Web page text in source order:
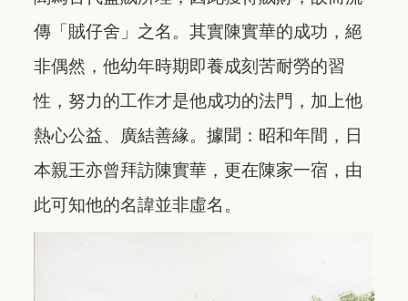
傳「賊仔舍」之名。其實陳實華的成功，絕
非偶然，他幼年時期即養成刻苦耐勞的習
性，努力的工作才是他成功的法門，加上他
熱心公益、廣結善緣。據聞：昭和年間，日
本親王亦曾拜訪陳實華，更在陳家一宿，由
此可知他的名諱並非虛名。